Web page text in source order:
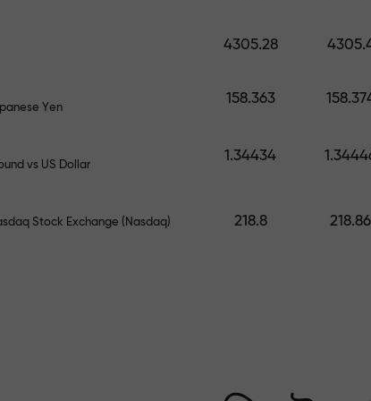
এবং আপনার ডিপোজিটের 1,000 গুণ বোনাস
ট্রেডিং করুন —
বোনাস —
4305.28
Yen
158.363
vs US Dollar
1.34434
Stock Exchange (Nasdaq)
218.8 218.86